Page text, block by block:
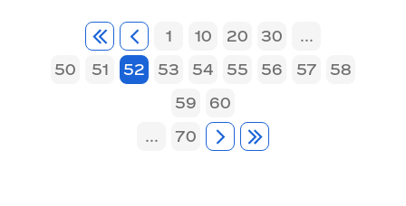
1 10 20 30
...
50
51 52 53 54 55 56 57
58
59
60
...
70